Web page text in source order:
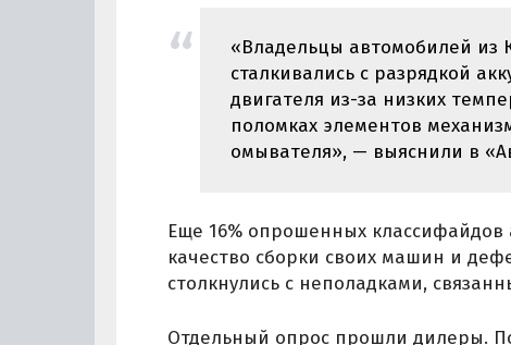
«Владельцы автомобилей из
сталкивались с разрядкой
двигателя из-за низких
поломках элементов
омывателя», — выяснили в
Еще 16% опрошенных
качество сборки своих машин и
столкнулись с неполадками,
Отдельный опрос прошли дилеры.